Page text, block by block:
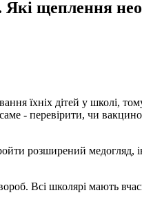
щеплення
їхніх дітей у школі,
саме - перевірити, чи
розширений медогляд,
Всі школярі мають